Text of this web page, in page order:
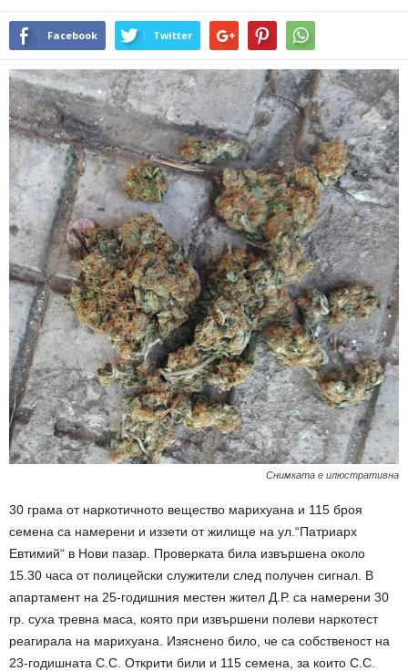
Facebook Twitter
Снимката е илюстративна
30 грама от наркотичното вещество марихуана и 115 броя
семена са намерени и иззети от жилище на ул.“Патриарх
Евтимий“ в Нови пазар. Проверката била извършена около
15.30 часа от полицейски служители след получен сигнал. В
апартамент на 25-годишния местен жител Д.Р. са намерени 30
гр. суха тревна маса, която при извършени полеви наркотест
реагирала на марихуана. Изяснено било, че са собственост на
23-годишната С.С. Открити били и 115 семена, за които С.С.